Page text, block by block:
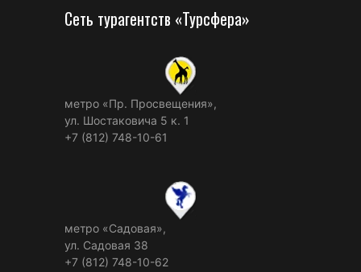
Сеть турагентств «Турсфера»
метро «Пр. Просвещения»,
ул. Шостаковича 5 к. 1
+7 (812) 748-10-61
метро «Садовая»,
ул. Садовая 38
+7 (812) 748-10-62